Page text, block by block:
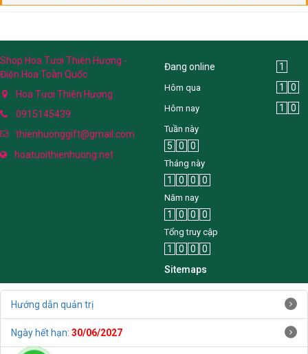
Shop Hoa Tươi Thiên Hương -
Điện Hoa Toàn Quốc
Hoa Tươi Thiên Hương
0915145439
thienhuonggift@gmail.com
hoatuoithienhuong.net
Đang online 1
Hôm qua 1 0
Hôm nay 1 0
Tuần này
5 0 0
Tháng này
1 0 0 0
Năm nay
1 0 0 0
Tổng truy cập
1 0 0
0
Sitemaps
Hướng dẫn quản trị
Ngày hết hạn: 30/06/2027